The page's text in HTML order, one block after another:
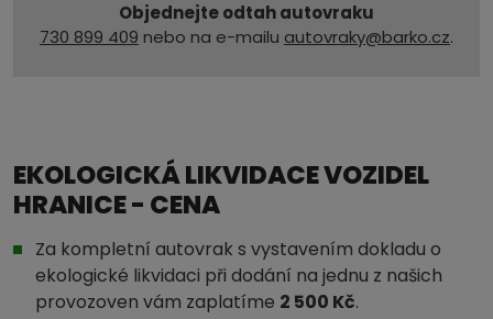
Objednejte odtah autovraku
730 899 409 nebo na e-mailu autovraky@barko.cz.
EKOLOGICKÁ LIKVIDACE VOZIDEL
HRANICE - CENA
Za kompletní autovrak s vystavením dokladu o
ekologické likvidaci při dodání na jednu z našich
provozoven vám zaplatíme 2 500 Kč.